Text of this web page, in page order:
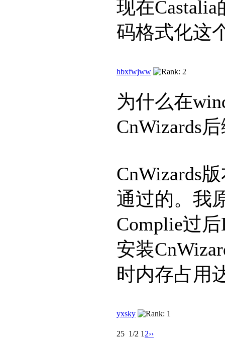
现在
码格式化这
hbxfwjww
为什么在
CnWizards
CnWizards
通过的。我
Complie过
安装
时内存占用
yxsky
25 1/2 1 2››